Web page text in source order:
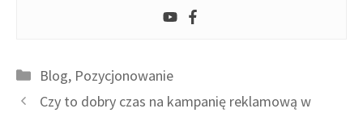
Kategorie
Blog, Pozycjonowanie
Czy to dobry czas na kampanię reklamową w